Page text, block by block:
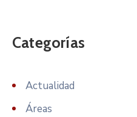
Categorías
Actualidad
Áreas